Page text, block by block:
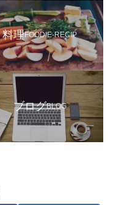
料理FOODIE-RECIP
ブログBLOG